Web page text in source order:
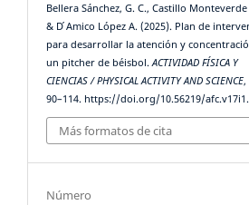
Bellera Sánchez, G. C., Castillo Monteverde
& D ́Amico López A. (2025). Plan de
para desarrollar la atención y
un pitcher de béisbol.ACTIVIDAD FÍSICA Y
CIENCIAS / PHYSICAL ACTIVITY AND SCIENCE,
90–114. https://doi.org/10.56219/
Más formatos de cita
Número